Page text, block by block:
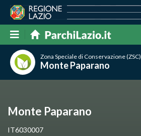
Zona Speciale di Conservazione (ZSC)
Monte Paparano
Monte Paparano
IT6030007